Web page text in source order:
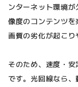
ンターネット環境
像度のコンテンツ
画質の劣化が起こり
そのため、速度・
です。光回線なら